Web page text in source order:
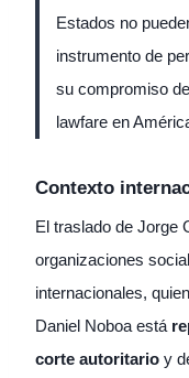
Estados no
instrumento de
su compromiso
lawfare en
Contexto
El traslado de Jorge
organizaciones
internacionales,
Daniel Noboa está
corte autoritario y